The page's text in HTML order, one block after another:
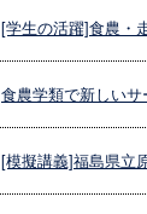
[学生の活躍]食農・
食農学類で新しい
[模擬講義]福島県立